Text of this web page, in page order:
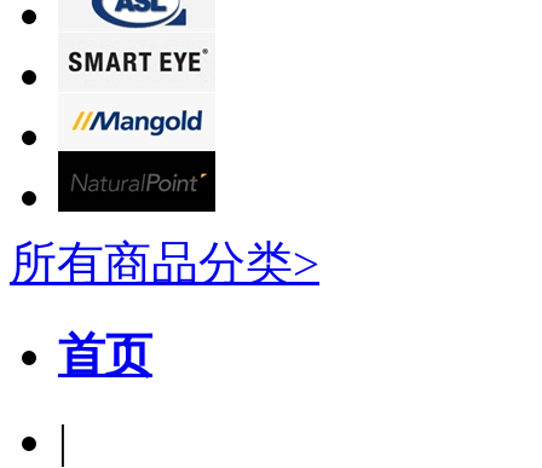
所有商品分类>
首页
|